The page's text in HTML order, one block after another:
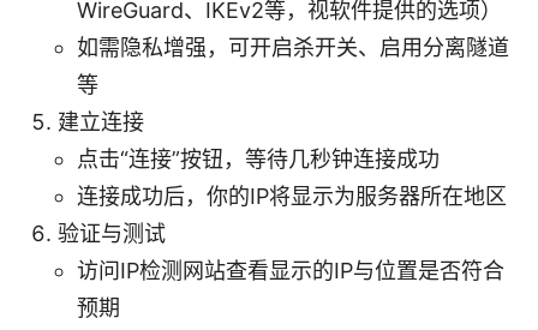
WireGuard、IKEv2等，视软件提供的选项）
如需隐私增强，可开启杀开关、启用分离隧道
等
建立连接
点击“连接”按钮，等待几秒钟连接成功
连接成功后，你的IP将显示为服务器所在地区
验证与测试
访问IP检测网站查看显示的IP与位置是否符合
预期